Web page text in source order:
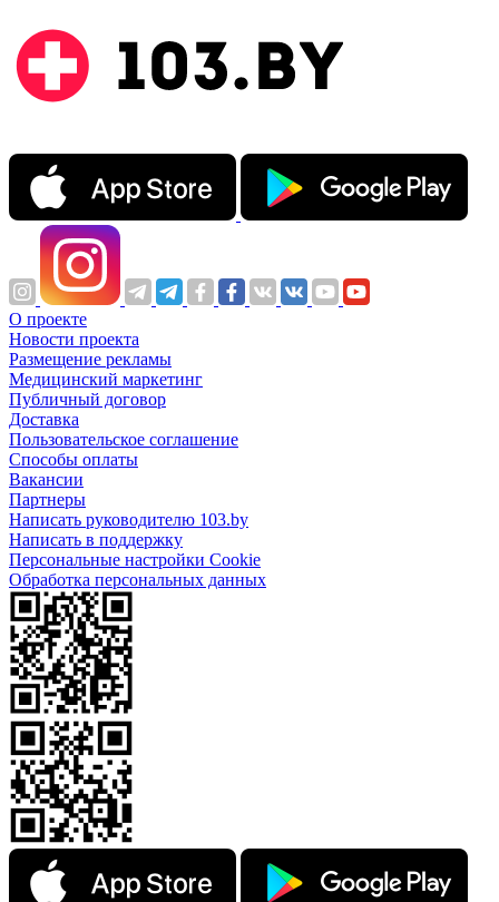
О проекте
Новости проекта
Размещение рекламы
Медицинский маркетинг
Публичный договор
Доставка
Пользовательское соглашение
Способы оплаты
Вакансии
Партнеры
Написать руководителю 103.by
Написать в поддержку
Персональные настройки Cookie
Обработка персональных данных